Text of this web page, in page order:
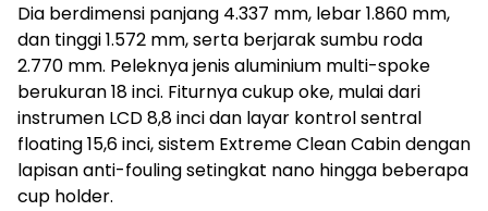
Dia berdimensi panjang 4.337 mm, lebar 1.860 mm,
dan tinggi 1.572 mm, serta berjarak sumbu roda
2.770 mm. Peleknya jenis aluminium multi-spoke
berukuran 18 inci. Fiturnya cukup oke, mulai dari
instrumen LCD 8,8 inci dan layar kontrol sentral
floating 15,6 inci, sistem Extreme Clean Cabin dengan
lapisan anti-fouling setingkat nano hingga beberapa
cup holder.